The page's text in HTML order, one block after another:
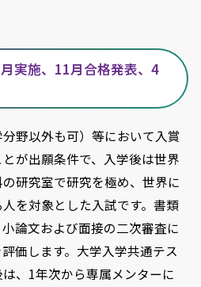
実施、11月合格発表、4
野以外も可）等において入賞
が出願条件で、入学後は世界
研究室で研究を極め、世界に
を対象とした入試です。書類
論文および面接の二次審査に
価します。大学入学共通テス
、1年次から専属メンターに